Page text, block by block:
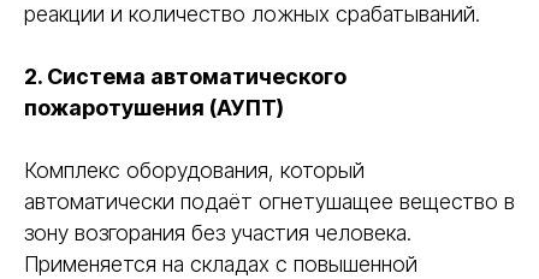
реакции и количество ложных срабатываний.
2. Система автоматического
пожаротушения (АУПТ)
Комплекс оборудования, который
автоматически подаёт огнетушащее вещество в
зону возгорания без участия человека.
Применяется на складах с повышенной